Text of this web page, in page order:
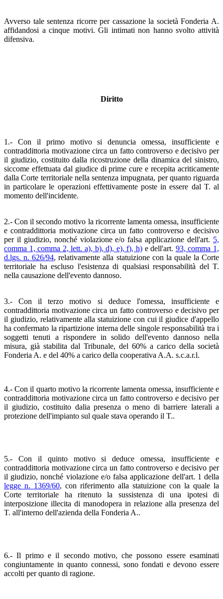
Avverso tale sentenza ricorre per cassazione la società Fonderia A.
affidandosi a cinque motivi. Gli intimati non hanno svolto attività
difensiva.
Diritto
1.- Con il primo motivo si denuncia omessa, insufficiente e
contraddittoria motivazione circa un fatto controverso e decisivo per
il giudizio, costituito dalla ricostruzione della dinamica del sinistro,
siccome effettuata dal giudice di prime cure e recepita acriticamente
dalla Corte territoriale nella sentenza impugnata, per quanto riguarda
in particolare le operazioni effettivamente poste in essere dal T. al
momento dell'incidente.
2.- Con il secondo motivo la ricorrente lamenta omessa, insufficiente
e contraddittoria motivazione circa un fatto controverso e decisivo
per il giudizio, nonché violazione e/o falsa applicazione dell'art. 5,
comma 1, comma 2, lett. a), b), d), e), f), h) e dell'art. 93, comma 1,
d.lgs. n. 626/94, relativamente alla statuizione con la quale la Corte
territoriale ha escluso l'esistenza di qualsiasi responsabilità del T.
nella causazione dell'evento dannoso.
3.- Con il terzo motivo si deduce l'omessa, insufficiente e
contraddittoria motivazione circa un fatto controverso e decisivo per
il giudizio, relativamente alla statuizione con cui il giudice d'appello
ha confermato la ripartizione interna delle singole responsabilità tra i
soggetti tenuti a rispondere in solido dell'evento dannoso nella
misura, già stabilita dal Tribunale, del 60% a carico della società
Fonderia A. e del 40% a carico della cooperativa A.A. s.c.a.r.l.
4.- Con il quarto motivo la ricorrente lamenta omessa, insufficiente e
contraddittoria motivazione circa un fatto controverso e decisivo per
il giudizio, costituito dalia presenza o meno di barriere laterali a
protezione dell'impianto sul quale stava operando il T..
5.- Con il quinto motivo si deduce omessa, insufficiente e
contraddittoria motivazione circa un fatto controverso e decisivo per
il giudizio, nonché violazione e/o falsa applicazione dell'art. 1 della
legge n. 1369/60, con riferimento alla statuizione con la quale la
Corte territoriale ha ritenuto la sussistenza di una ipotesi di
interposizione illecita di manodopera in relazione alla presenza del
T. all'interno dell'azienda della Fonderia A..
6.- Il primo e il secondo motivo, che possono essere esaminati
congiuntamente in quanto connessi, sono fondati e devono essere
accolti per quanto di ragione.